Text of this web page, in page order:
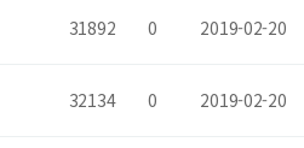
31892 0 2019-02-20
32134 0 2019-02-20